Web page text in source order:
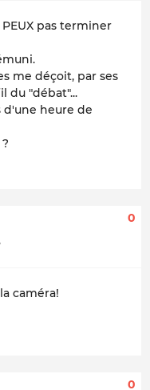
pas terminer
me déçoit, par ses
du "débat"...
d'une heure de
0
caméra!
0